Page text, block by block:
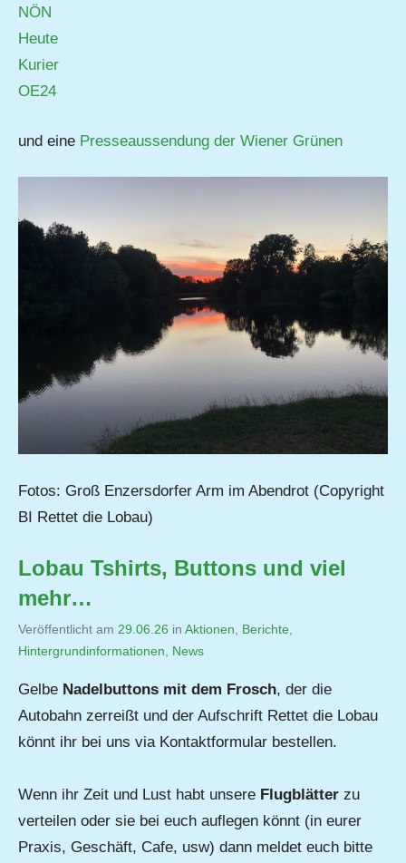
NÖN
Heute
Kurier
OE24
und eine Presseaussendung der Wiener Grünen
Fotos: Groß Enzersdorfer Arm im Abendrot (Copyright
BI Rettet die Lobau)
Lobau Tshirts, Buttons und viel
mehr…
Veröffentlicht am 29.06.26 von
Jutta
in Aktionen Berichte
Hintergrundinformationen
News
Gelbe Nadelbuttons mit dem Frosch, der die
Autobahn zerreißt und der Aufschrift Rettet die Lobau
könnt ihr bei uns via Kontaktformular bestellen.
Wenn ihr Zeit und Lust habt unsere Flugblätter zu
verteilen oder sie bei euch auflegen könnt (in eurer
Praxis, Geschäft, Cafe, usw) dann meldet euch bitte